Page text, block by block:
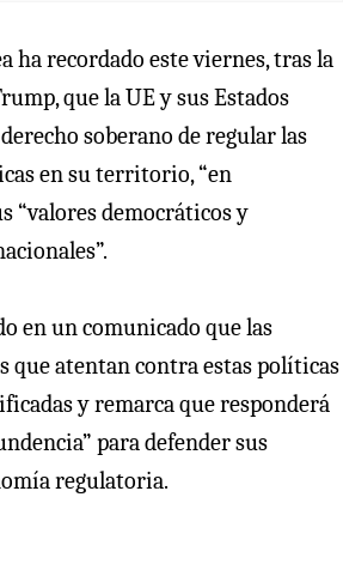
ha recordado este viernes, tras la
que la UE y sus Estados
soberano de regular las
en su territorio, “en
“valores democráticos y
en un comunicado que las
que atentan contra estas políticas
y remarca que responderá
para defender sus
regulatoria.